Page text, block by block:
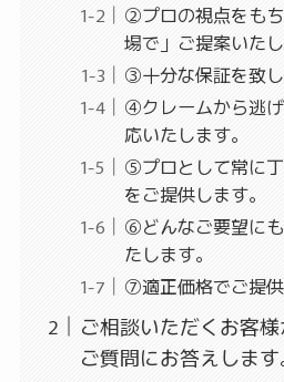
②プロの視点をも
場で」ご提案いたし
③十分な保証を致し
④クレームから逃
応いたします。
⑤プロとして常に
をご提供します。
⑥どんなご要望に
たします。
⑦適正価格でご提供
ご相談いただくお客
ご質問にお答えします